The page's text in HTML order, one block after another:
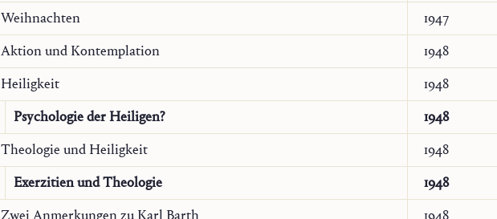
Weihnachten
1947
Aktion und Kontemplation
1948
Heiligkeit
1948
Psychologie der Heiligen?
1948
Original: Deutsch
Theologie und Heiligkeit
1948
Exerzitien und Theologie
1948
Original: Deutsch
Zwei Anmerkungen zu Karl Barth
1948